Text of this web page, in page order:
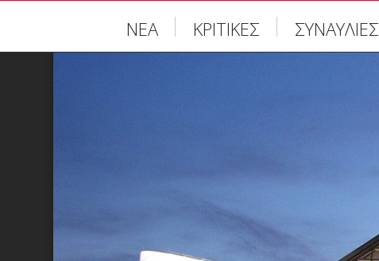
ΝΕΑ ΚΡΙΤΙΚΕΣ ΣΥΝΑΥΛΙΕΣ